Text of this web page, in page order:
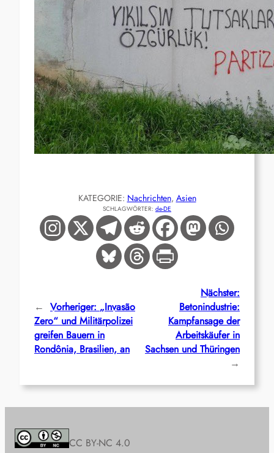
KATEGORIE: Nachrichten, Asien
SCHLAGWÖRTER: de-DE
← Vorheriger: „Invasão
Zero“ und Militärpolizei
greifen Bauern in
Rondônia, Brasilien, an
Nächster:
Betonindustrie:
Kampfansage der
Arbeitskäufer in
Sachsen und Thüringen
→
CC BY-NC 4.0